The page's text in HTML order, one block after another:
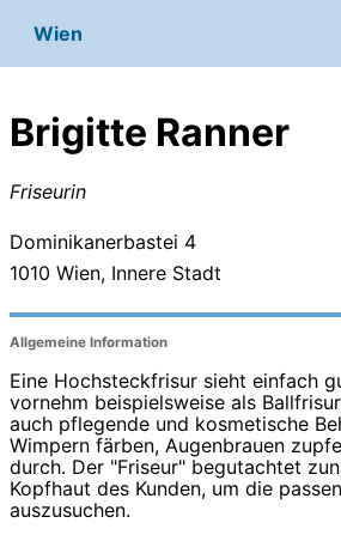
Wien
Brigitte Ranner
Friseurin
Dominikanerbastei 4
1010 Wien, Innere Stadt
Allgemeine Information
Eine Hochsteckfrisur sieht einfach
vornehm beispielsweise als
auch pflegende und kosmetische
Wimpern färben, Augenbrauen
durch. Der "Friseur" begutachtet
Kopfhaut des Kunden, um die
auszusuchen.